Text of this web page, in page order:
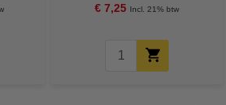
€ 7,25 Incl. 21% btw